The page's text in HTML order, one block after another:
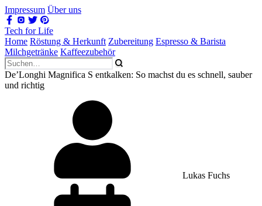
Impressum Über uns
Tech for Life
Home Röstung & Herkunft Zubereitung Espresso & Barista
Milchgetränke Kaffeezubehör
De’Longhi Magnifica S entkalken: So machst du es schnell, sauber
und richtig
Lukas Fuchs